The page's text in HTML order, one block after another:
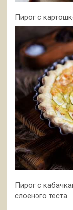
Пирог с
Пирог с
слоеного теста